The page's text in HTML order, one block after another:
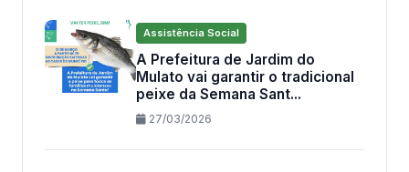
Assistência Social
A Prefeitura de Jardim do
Mulato vai garantir o tradicional
peixe da Semana Sant...
27/03/2026